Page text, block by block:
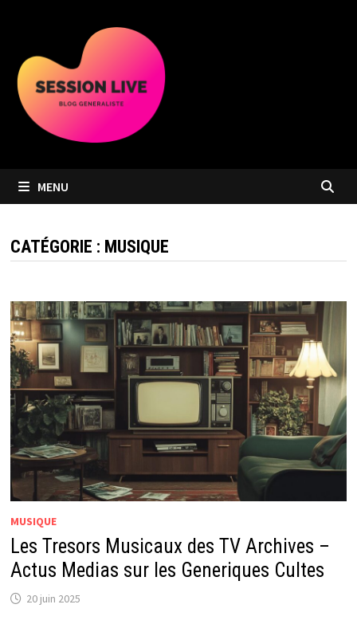
contenu
MENU
CATÉGORIE : MUSIQUE
MUSIQUE
Les Tresors Musicaux des TV Archives –
Actus Medias sur les Generiques Cultes
20 juin 2025